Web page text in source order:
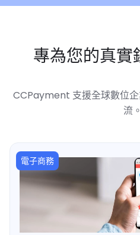
專為您的真實
CCPayment 支援全球數位
流。
電子商務